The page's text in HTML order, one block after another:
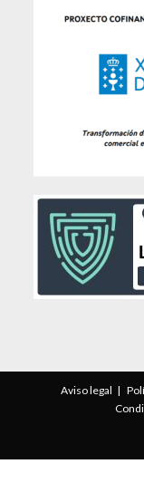
Aviso legal